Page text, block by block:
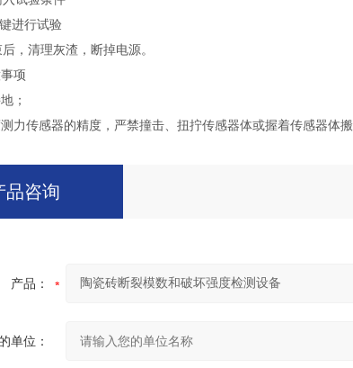
进行试验
，清理灰渣，断掉电源。
项
；
力传感器的精度，严禁撞击、扭拧传感器体或握着传感器体
品咨询
产品：
单位：